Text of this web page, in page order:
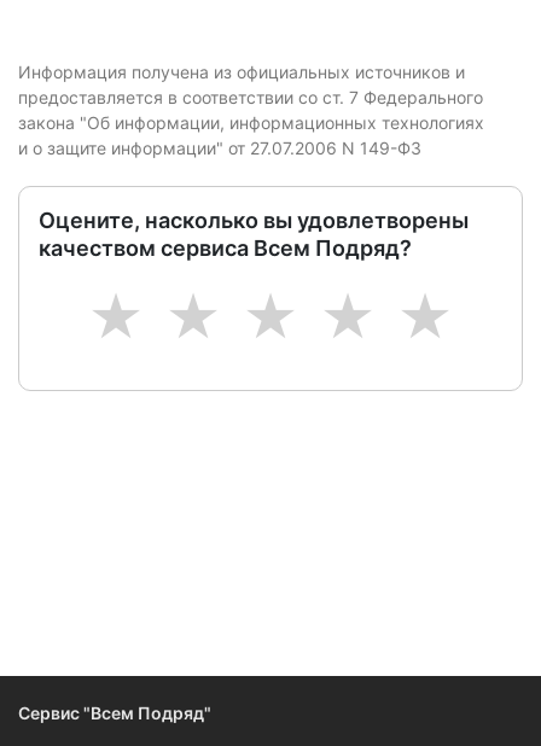
Информация получена из официальных источников и
предоставляется в соответствии со ст. 7 Федерального
закона "Об информации, информационных технологиях
и о защите информации" от 27.07.2006 N 149-ФЗ
Оцените, насколько вы удовлетворены
качеством сервиса Всем Подряд?
5
4
3
2
1
Сервис "Всем Подряд"